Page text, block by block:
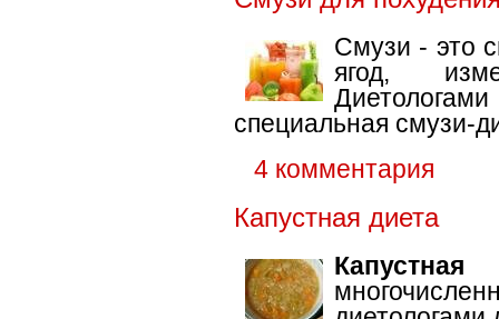
Смузи - это
ягод,
специальная смузи-
4 комментария
Капустная диета